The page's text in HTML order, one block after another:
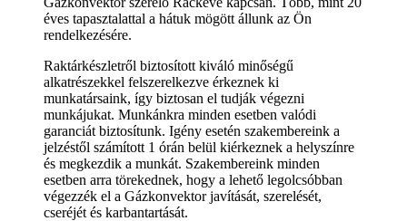
éves tapasztalattal a hátuk mögött állunk az Ön
rendelkezésére.
Raktárkészletről biztosított kiváló minőségű
alkatrészekkel felszerelkezve érkeznek ki
munkatársaink, így biztosan el tudják végezni
munkájukat. Munkánkra minden esetben valódi
garanciát biztosítunk. Igény esetén szakembereink a
jelzéstől számított 1 órán belül kiérkeznek a helyszínre
és megkezdik a munkát. Szakembereink minden
esetben arra törekednek, hogy a lehető legolcsóbban
végezzék el a Gázkonvektor javítását, szerelését,
cseréjét és karbantartását.